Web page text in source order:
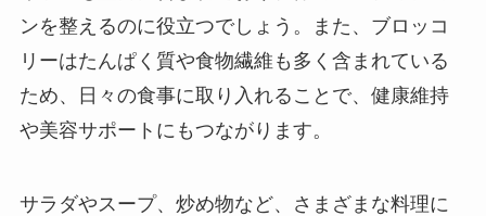
ンを整えるのに役立つでしょう。また、ブロッコ
リーはたんぱく質や食物繊維も多く含まれている
ため、日々の食事に取り入れることで、健康維持
や美容サポートにもつながります。
サラダやスープ、炒め物など、さまざまな料理に